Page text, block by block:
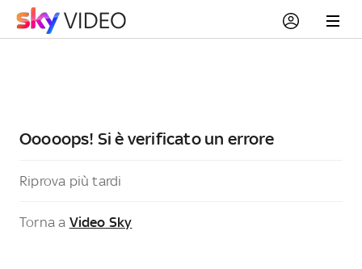
Ooooops! Si è verificato un errore
Riprova più tardi
Torna a Video Sky